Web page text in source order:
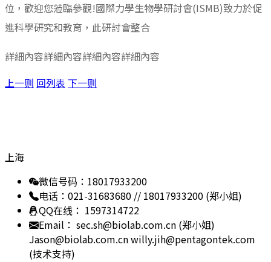
位，歡迎您蒞臨參觀!國際力學生物學研討會(ISMB)致力於促
進科學研究和教育，此研討會整合
詳細內容詳細內容詳細內容詳細內容
上一则 回列表 下一则
上海
微信号码：18017933200
电话：021-31683680 // 18017933200 (郑小姐)
QQ在线： 1597314722
Email： sec.sh@biolab.com.cn (郑小姐)
Jason@biolab.com.cnwilly.jih@pentagontek.com
(技术支持)